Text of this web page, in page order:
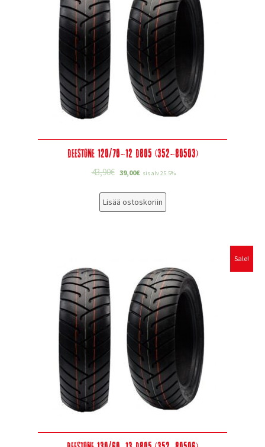
Deestone 120/70-12 D805 (352-80503)
43,90€ 39,00€ sis alv 25.5%
Lisää ostoskoriin
Sale!